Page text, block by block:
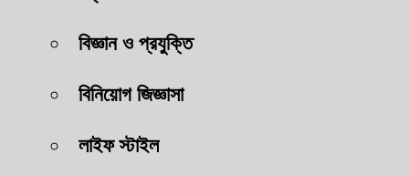
বিজ্ঞান ও প্রযুক্তি
বিনিয়োগ জিজ্ঞাসা
লাইফ স্টাইল